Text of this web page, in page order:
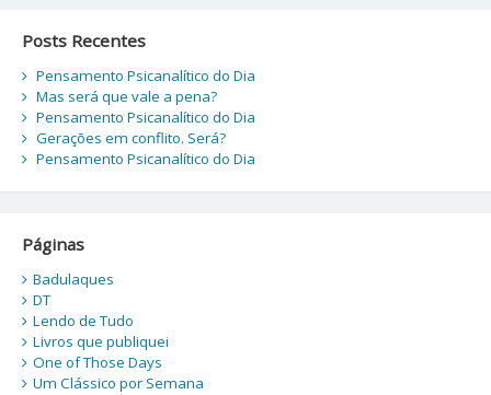
Posts Recentes
Pensamento Psicanalítico do Dia
Mas será que vale a pena?
Pensamento Psicanalítico do Dia
Gerações em conflito. Será?
Pensamento Psicanalítico do Dia
Páginas
Badulaques
DT
Lendo de Tudo
Livros que publiquei
One of Those Days
Um Clássico por Semana